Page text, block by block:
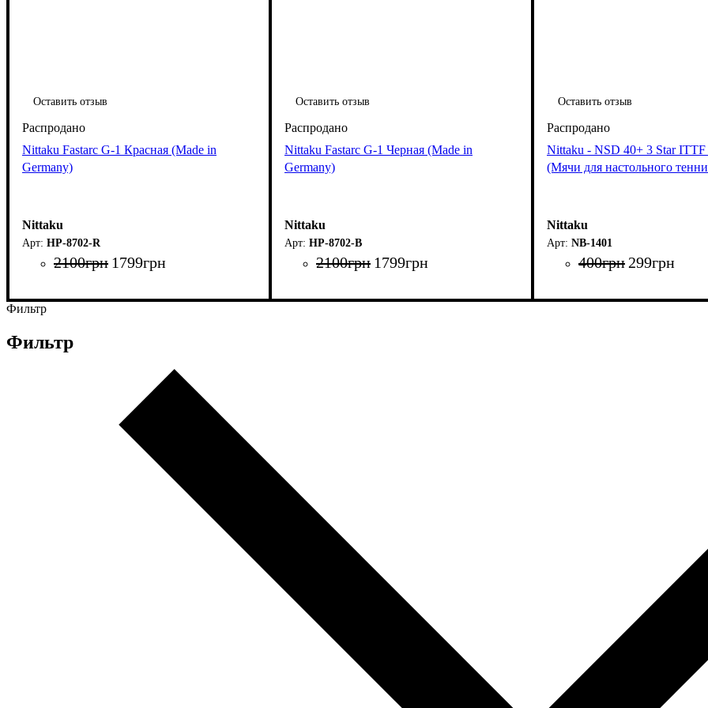
Оставить отзыв
Nittaku Fastarc G-1 Красная (Made in
Germany)
Nittaku
НР-8702-R
2100грн 1799грн
Оставить отзыв
Nittaku Fastarc G-1 Черная (Made in
Germany)
Nittaku
НР-8702-B
2100грн 1799грн
Оставить отзыв
Nittaku - NSD 40+ 3 Star ITTF
(Мячи для настольного
Nittaku
NB-1401
400грн299грн
Фильтр
Фильтр